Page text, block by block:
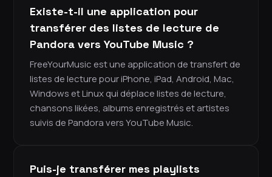
Existe-t-il une application pour
transférer des listes de lecture de
Pandora vers YouTube Music ?
FreeYourMusic est une application de transfert de
listes de lecture pour iPhone, iPad, Android, Mac,
Windows et Linux qui déplace listes de lecture,
chansons likées, albums enregistrés et artistes
suivis de Pandora vers YouTube Music.
Puis-je transférer mes playlists